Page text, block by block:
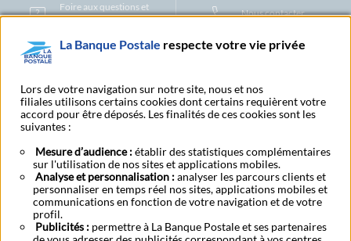
Foire aux questions et
centre d'aide
Nous contacter
Protection des Données à Caractère PersonnelFiliales et partenaires
CookiesGestion des cookiesActualiser vos informations
Contestation et réclamation Coordonnées Centres Financiers
Alertes fraudes et points de vigilance Actualités réglementaires CGU
Aide navigateur et systèmes d'exploitation
Vider le cache de votre navigateurLexique Aide et accessibilité
Accessibilité – Partiellement conforme Espace candidature
BFI - Banque de Financement et d'Investissement
Le fonds de garantie des dépôts et de résolutionRésilierRétractation
La Banque Postale respecte votre vie privée
Lors de votre navigation sur notre site, nous et nos
filiales utilisons certains cookies dont certains requièrent votre
accord pour être déposés. Les finalités de ces cookies sont les
suivantes :
Mesure d’audience :établir des statistiques complémentaires
sur l'utilisation de nos sites et applications mobiles.
Analyse et personnalisation :analyser les parcours clients et
personnaliser en temps réel nos sites, applications mobiles et
communications en fonction de votre navigation et de votre
profil.
Publicités : permettre à La Banque Postale et ses partenaires